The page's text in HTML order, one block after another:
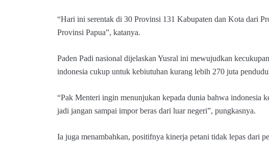
“Hari ini serentak di 30 Provinsi 131 Kabupaten dan Kota dari
Provinsi Papua”, katanya.
Paden Padi nasional dijelaskan Yusral ini mewujudkan
indonesia cukup untuk kebiutuhan kurang lebih 270 juta
“Pak Menteri ingin menunjukan kepada dunia bahwa indonesia
jadi jangan sampai impor beras dari luar negeri”, pungkasnya.
Ia juga menambahkan, positifnya kinerja petani tidak lepas dari